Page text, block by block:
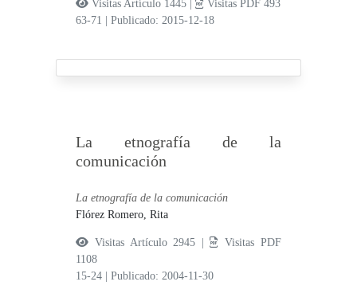
Visitas Artículo 1445 |
Visitas PDF 493
63-71
|Publicado: 2015-12-18
La etnografía de la
comunicación
La etnografía de la comunicación
Flórez Romero, Rita
Visitas Artículo 2945 |
Visitas PDF
1108
15-24
|Publicado: 2004-11-30